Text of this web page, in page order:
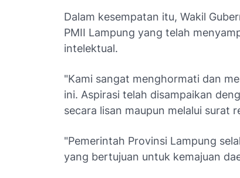
Dalam kesempatan itu, Wakil
PMII Lampung yang telah
intelektual.
"Kami sangat menghormati dan
ini. Aspirasi telah disampaikan
secara lisan maupun melalui surat
"Pemerintah Provinsi Lampung
yang bertujuan untuk kemajuan